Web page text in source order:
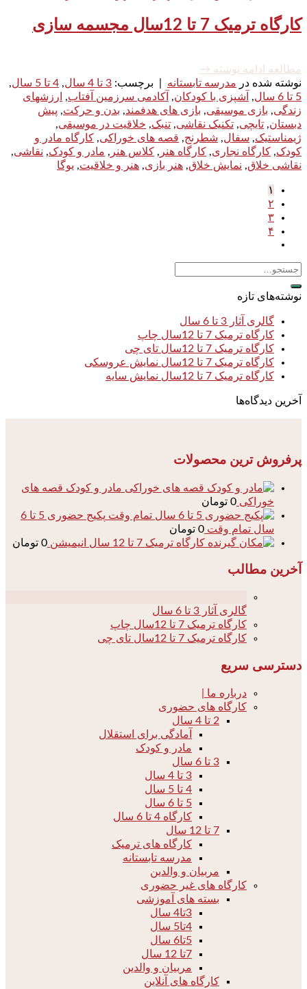
کارگاه ترمیک 7 تا 12سال مجسمه سازی
مطالعه ادامه نوشته →
نوشته شده در مدرسه تابستانه برچسب: 3 تا 4 سال , 4 تا 5 سال
,
5 تا 6 سال
, آشپزی با کودکان, آکادمی سرزمین آفتاب,
ارزشهای
زندگی, بازی موسیقی, بازی های هدفمند, بدن و حرکت, پیش
دبستان, تایچی, تکنیک نقاشی, تنبک, خلاقیت در موسیقی,
ژیمناستیک, سفال, شطرنج, قصه های خوراکی, کارگاه مادر و
کودک, کارگاه نجاری, کارگاه هنر , کلاس هنر , مادر و کودک, نقاشی,
نقاشی خلاق, نمایش خلاق, هنر بازی, هنر و خلاقیت, یوگا
۱
۲
۳
۴
نوشته‌های تازه
گالری آثار 3 تا 6 سال
کارگاه ترمیک 7 تا 12سال چاپ
کارگاه ترمیک 7 تا 12سال تای چی
کارگاه ترمیک 7 تا 12سال نمایش عروسکی
کارگاه ترمیک 7 تا 12سال نمایش سایه
آخرین دیدگاه‌ها
پرفروش ترین محصولات
مادر و کودک قصه های
خوراکی 0 تومان
پکیج حضوری 5 تا 6
سال تمام وقت 0 تومان
کارگاه ترمیک 7 تا 12 سال انیمیشن
0 تومان
آخرین مطالب
گالری آثار 3 تا 6 سال
کارگاه ترمیک 7 تا 12سال چاپ
کارگاه ترمیک 7 تا 12سال تای چی
دسترسی سریع
درباره ما |
کارگاه های حضوری
2 تا 4 سال
آمادگی برای استقلال
مادر و کودک
3 تا 6 سال
3 تا 4 سال
4 تا 5 سال
5 تا 6 سال
کارگاه 4 تا 6 سال
7 تا 12 سال
کارگاه های ترمیک
مدرسه تابستانه
مربیان و والدین
کارگاه های غیر حضوری
بسته های آموزشی
3تا4 سال
4تا5 سال
5تا6 سال
7تا 12 سال
مربیان و والدین
کارگاه های آنلاین